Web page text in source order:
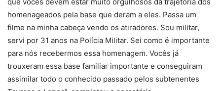
homenageados pela base que deram a eles. Passa um
filme na minha cabeça vendo os atiradores. Sou militar,
servi por 31 anos na Polícia Militar. Sei como é importante
para nós recebermos essa homenagem. Vocês já
trouxeram essa base familiar importante e conseguiram
assimilar todo o conhecido passado pelos subtenentes